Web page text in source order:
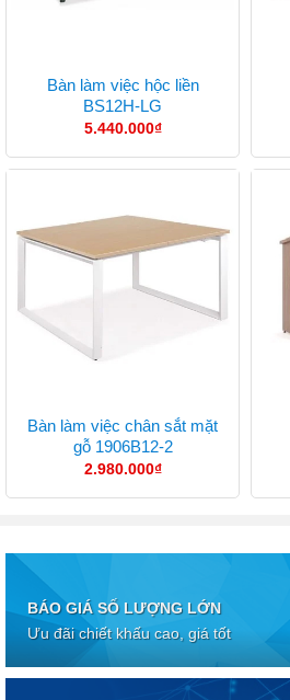
Bàn làm việc hộc liền
BS12H-LG
5.440.000₫
Bàn làm việc chân sắt mặt
gỗ 1906B12-2
2.980.000₫
BÁO GIÁ SỐ LƯỢNG LỚN
Ưu đãi chiết khấu cao, giá tốt